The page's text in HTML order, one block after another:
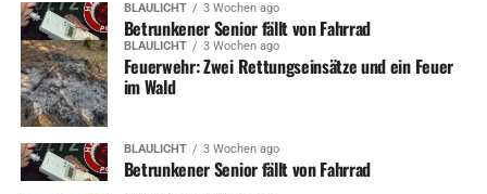
BLAULICHT 3 Wochen ago
Betrunkener Senior fällt von Fahrrad
BLAULICHT 3 Wochen ago
Feuerwehr: Zwei Rettungseinsätze und ein Feuer
im Wald
BLAULICHT 3 Wochen ago
Betrunkener Senior fällt von Fahrrad